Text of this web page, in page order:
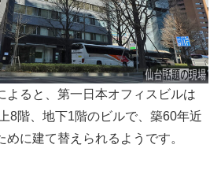
よると、第一日本オフィスビルは
8階、地下1階のビルで、築60年近
めに建て替えられるようです。